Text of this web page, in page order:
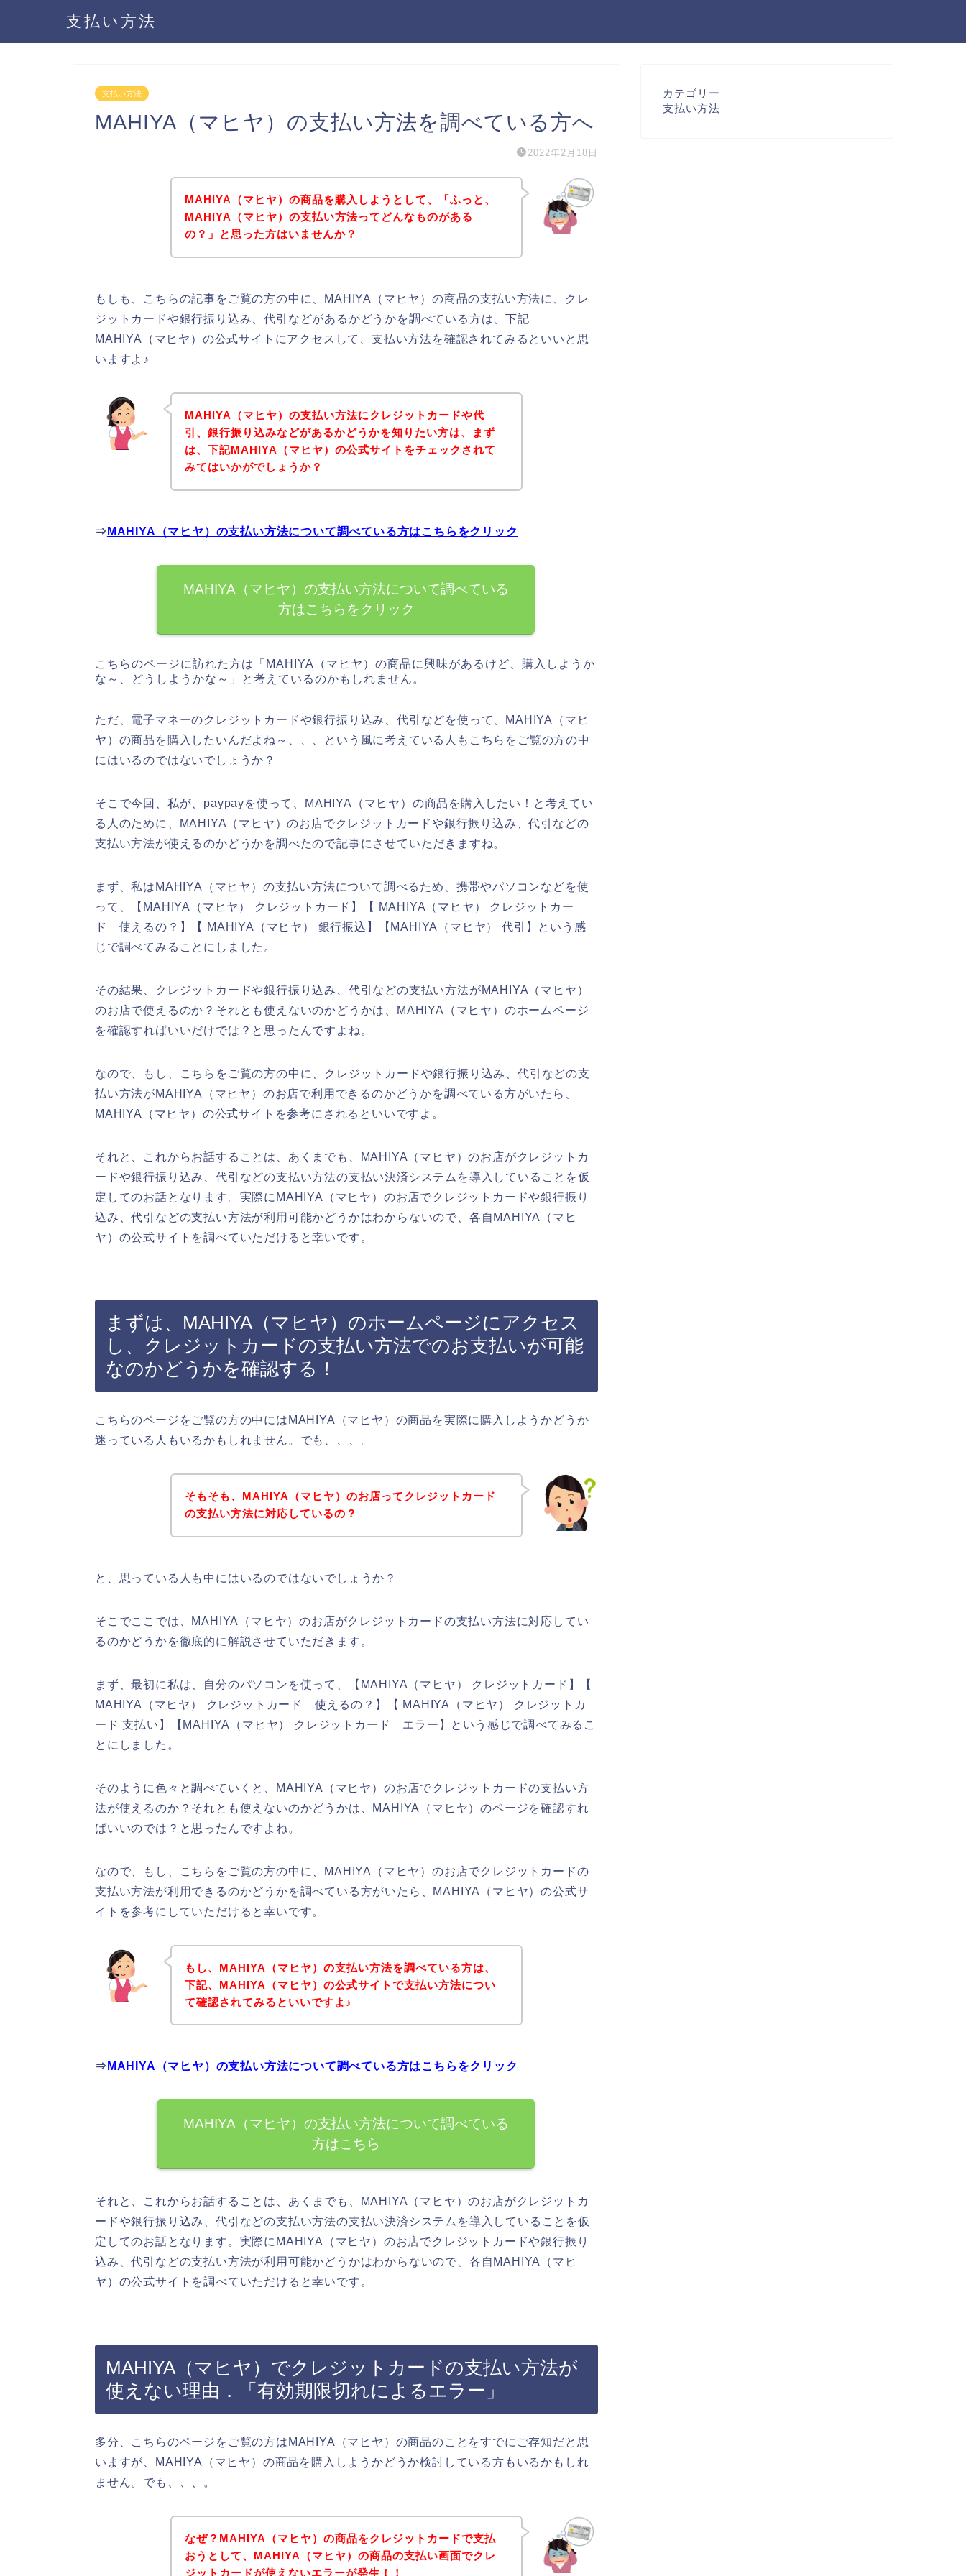
支払い方法
支払い方法
MAHIYA（マヒヤ）の支払い方法を調べている方へ
2022年2月18日
MAHIYA（マヒヤ）の商品を購入しようとして、「ふっと、
MAHIYA（マヒヤ）の支払い方法ってどんなものがある
の？」と思った方はいませんか？
もしも、こちらの記事をご覧の方の中に、MAHIYA（マヒヤ）の商品の支払い方法に、クレ
ジットカードや銀行振り込み、代引などがあるかどうかを調べている方は、下記
MAHIYA（マヒヤ）の公式サイトにアクセスして、支払い方法を確認されてみるといいと思
いますよ♪
MAHIYA（マヒヤ）の支払い方法にクレジットカードや代
引、銀行振り込みなどがあるかどうかを知りたい方は、まず
は、下記MAHIYA（マヒヤ）の公式サイトをチェックされて
みてはいかがでしょうか？
⇒ MAHIYA（マヒヤ）の支払い方法について調べている方はこちらをクリック
MAHIYA（マヒヤ）の支払い方法について調べている
方はこちらをクリック
こちらのページに訪れた方は「MAHIYA（マヒヤ）の商品に興味があるけど、購入しようか
な～、どうしようかな～」と考えているのかもしれません。
ただ、電子マネーのクレジットカードや銀行振り込み、代引などを使って、MAHIYA（マヒ
ヤ）の商品を購入したいんだよね～、、、という風に考えている人もこちらをご覧の方の中
にはいるのではないでしょうか？
そこで今回、私が、paypayを使って、MAHIYA（マヒヤ）の商品を購入したい！と考えてい
る人のために、MAHIYA（マヒヤ）のお店でクレジットカードや銀行振り込み、代引などの
支払い方法が使えるのかどうかを調べたので記事にさせていただきますね。
まず、私はMAHIYA（マヒヤ）の支払い方法について調べるため、携帯やパソコンなどを使
って、【MAHIYA（マヒヤ） クレジットカード】【 MAHIYA（マヒヤ） クレジットカー
ド 使えるの？】【 MAHIYA（マヒヤ） 銀行振込】【MAHIYA（マヒヤ） 代引】という感
じで調べてみることにしました。
その結果、クレジットカードや銀行振り込み、代引などの支払い方法がMAHIYA（マヒヤ）
のお店で使えるのか？それとも使えないのかどうかは、MAHIYA（マヒヤ）のホームページ
を確認すればいいだけでは？と思ったんですよね。
なので、もし、こちらをご覧の方の中に、クレジットカードや銀行振り込み、代引などの支
払い方法がMAHIYA（マヒヤ）のお店で利用できるのかどうかを調べている方がいたら、
MAHIYA（マヒヤ）の公式サイトを参考にされるといいですよ。
それと、これからお話することは、あくまでも、MAHIYA（マヒヤ）のお店がクレジットカ
ードや銀行振り込み、代引などの支払い方法の支払い決済システムを導入していることを仮
定してのお話となります。実際にMAHIYA（マヒヤ）のお店でクレジットカードや銀行振り
込み、代引などの支払い方法が利用可能かどうかはわからないので、各自MAHIYA（マヒ
ヤ）の公式サイトを調べていただけると幸いです。
まずは、MAHIYA（マヒヤ）のホームページにアクセス
し、クレジットカードの支払い方法でのお支払いが可能
なのかどうかを確認する！
こちらのページをご覧の方の中にはMAHIYA（マヒヤ）の商品を実際に購入しようかどうか
迷っている人もいるかもしれません。でも、、、。
そもそも、MAHIYA（マヒヤ）のお店ってクレジットカード
の支払い方法に対応しているの？
と、思っている人も中にはいるのではないでしょうか？
そこでここでは、MAHIYA（マヒヤ）のお店がクレジットカードの支払い方法に対応してい
るのかどうかを徹底的に解説させていただきます。
まず、最初に私は、自分のパソコンを使って、【MAHIYA（マヒヤ） クレジットカード】【
MAHIYA（マヒヤ） クレジットカード 使えるの？】【 MAHIYA（マヒヤ） クレジットカ
ード 支払い】【MAHIYA（マヒヤ） クレジットカード エラー】という感じで調べてみるこ
とにしました。
そのように色々と調べていくと、MAHIYA（マヒヤ）のお店でクレジットカードの支払い方
法が使えるのか？それとも使えないのかどうかは、MAHIYA（マヒヤ）のページを確認すれ
ばいいのでは？と思ったんですよね。
なので、もし、こちらをご覧の方の中に、MAHIYA（マヒヤ）のお店でクレジットカードの
支払い方法が利用できるのかどうかを調べている方がいたら、MAHIYA（マヒヤ）の公式サ
イトを参考にしていただけると幸いです。
もし、MAHIYA（マヒヤ）の支払い方法を調べている方は、
下記、MAHIYA（マヒヤ）の公式サイトで支払い方法につい
て確認されてみるといいですよ♪
⇒ MAHIYA（マヒヤ）の支払い方法について調べている方はこちらをクリック
MAHIYA（マヒヤ）の支払い方法について調べている
方はこちら
それと、これからお話することは、あくまでも、MAHIYA（マヒヤ）のお店がクレジットカ
ードや銀行振り込み、代引などの支払い方法の支払い決済システムを導入していることを仮
定してのお話となります。実際にMAHIYA（マヒヤ）のお店でクレジットカードや銀行振り
込み、代引などの支払い方法が利用可能かどうかはわからないので、各自MAHIYA（マヒ
ヤ）の公式サイトを調べていただけると幸いです。
MAHIYA（マヒヤ）でクレジットカードの支払い方法が
使えない理由．「有効期限切れによるエラー」
多分、こちらのページをご覧の方はMAHIYA（マヒヤ）の商品のことをすでにご存知だと思
いますが、MAHIYA（マヒヤ）の商品を購入しようかどうか検討している方もいるかもしれ
ません。でも、、、。
なぜ？MAHIYA（マヒヤ）の商品をクレジットカードで支払
おうとして、MAHIYA（マヒヤ）の商品の支払い画面でクレ
ジットカードが使えないエラーが発生！！
カテゴリー
支払い方法